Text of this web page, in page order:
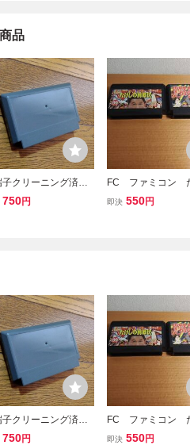
品
子クリーニング済
FC 名探偵ホームズ
750円
FC ファミコン
の挑戦状・戦国
即決 550円
子クリーニング済
FC 名探偵ホームズ
750円
FC ファミコン
の挑戦状・戦国
即決 550円